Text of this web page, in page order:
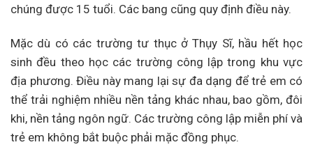
chúng được 15 tuổi. Các bang cũng quy định điều này.
Mặc dù có các trường tư thục ở Thụy Sĩ, hầu hết học
sinh đều theo học các trường công lập trong khu vực
địa phương. Điều này mang lại sự đa dạng để trẻ em có
thể trải nghiệm nhiều nền tảng khác nhau, bao gồm, đôi
khi, nền tảng ngôn ngữ. Các trường công lập miễn phí và
trẻ em không bắt buộc phải mặc đồng phục.